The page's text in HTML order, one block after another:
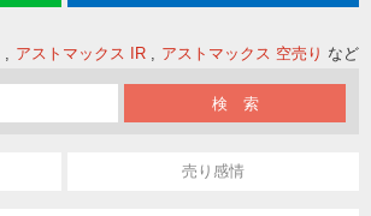
アストマックス IR アストマックス 空売り など
売り感情